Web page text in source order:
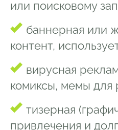
или поисковому
баннерная или
контент,
вирусная
комиксы, мемы для
тизерная
привлечения и